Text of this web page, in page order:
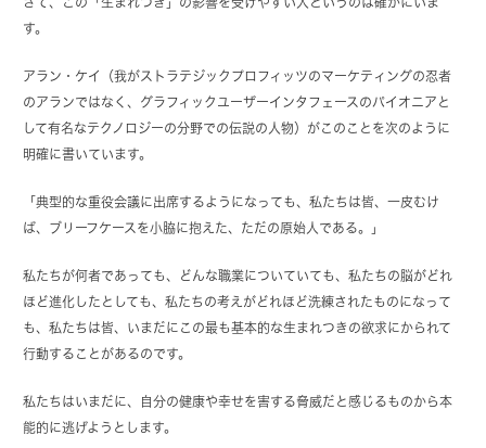
す。
アラン・ケイ（我がストラテジックプロフィッツのマーケティングの忍者
のアランではなく、グラフィックユーザーインタフェースのパイオニアと
して有名なテクノロジーの分野での伝説の人物）がこのことを次のように
明確に書いています。
「典型的な重役会議に出席するようになっても、私たちは皆、一皮むけ
ば、ブリーフケースを小脇に抱えた、ただの原始人である。」
私たちが何者であっても、どんな職業についていても、私たちの脳がどれ
ほど進化したとしても、私たちの考えがどれほど洗練されたものになって
も、私たちは皆、いまだにこの最も基本的な生まれつきの欲求にかられて
行動することがあるのです。
私たちはいまだに、自分の健康や幸せを害する脅威だと感じるものから本
能的に逃げようとします。